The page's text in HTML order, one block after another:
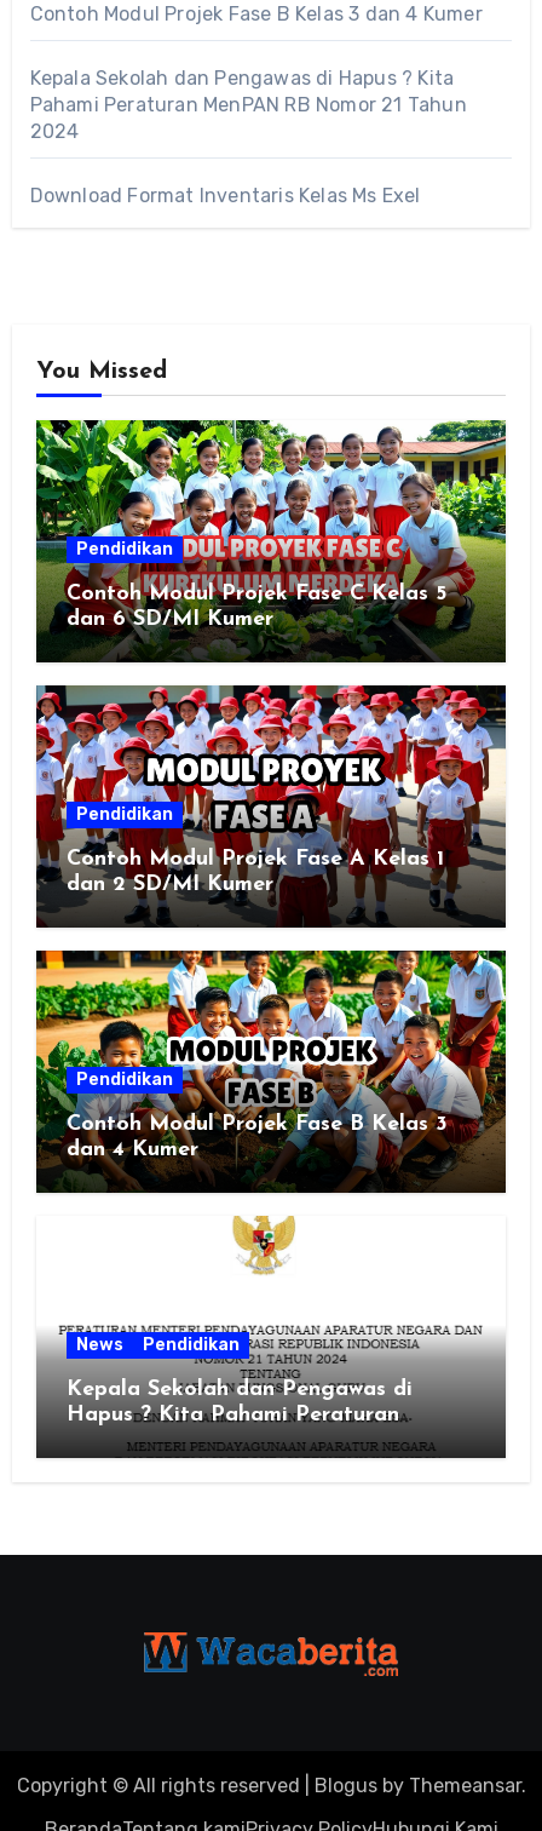
Contoh Modul Projek Fase B Kelas 3 dan 4 Kumer
Kepala Sekolah dan Pengawas di Hapus ? Kita
Pahami Peraturan MenPAN RB Nomor 21 Tahun
2024
Download Format Inventaris Kelas Ms Exel
You Missed
Pendidikan
Contoh Modul Projek Fase C Kelas 5
dan 6 SD/MI Kumer
Pendidikan
Contoh Modul Projek Fase A Kelas 1
dan 2 SD/MI Kumer
Pendidikan
Contoh Modul Projek Fase B Kelas 3
dan 4 Kumer
News Pendidikan
Kepala Sekolah dan Pengawas di
Hapus ? Kita Pahami Peraturan
MenPAN RB Nomor 21 Tahun 2024
Copyright © All rights reserved Blogusby Themeansar.